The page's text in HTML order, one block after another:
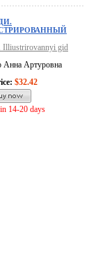
Illiustrirovannyi gid
Анна Артуровна
$32.42
14-20 days